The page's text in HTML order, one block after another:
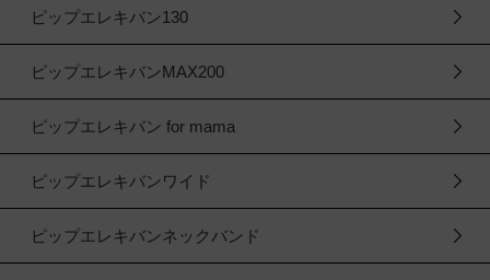
ピップエレキバン130
ピップエレキバンMAX200
ピップエレキバン for mama
ピップエレキバンワイド
ピップエレキバンネックバンド